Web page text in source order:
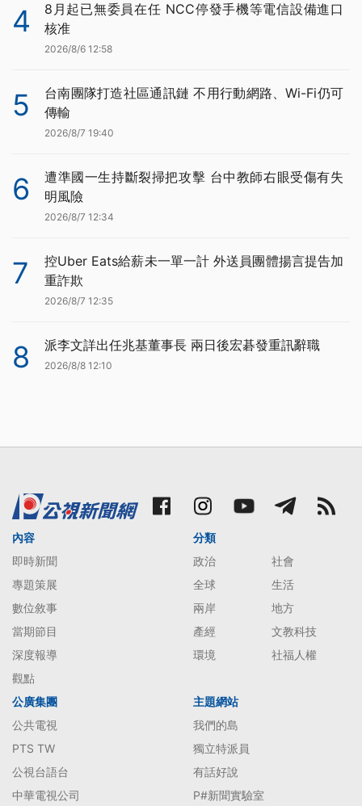
4
8月起已無委員在任 NCC停發手機等電信設備進口
核准
2026/8/6 12:58
5
台南團隊打造社區通訊鏈 不用行動網路、Wi-Fi仍可
傳輸
2026/8/7 19:40
6
遭準國一生持斷裂掃把攻擊 台中教師右眼受傷有失
明風險
2026/8/7 12:34
7
控Uber Eats給薪未一單一計 外送員團體揚言提告加
重詐欺
2026/8/7 12:35
8 派李文詳出任兆基董事長 兩日後宏碁發重訊辭職
2026/8/8 12:10
內容
即時新聞
專題策展
數位敘事
當期節目
深度報導
觀點
分類
政治
社會
全球
生活
兩岸
地方
產經
文教科技
環境
社福人權
公廣集團
公共電視
PTS TW
公視台語台
中華電視公司
主題網站
我們的島
獨立特派員
有話好說
P#新聞實驗室